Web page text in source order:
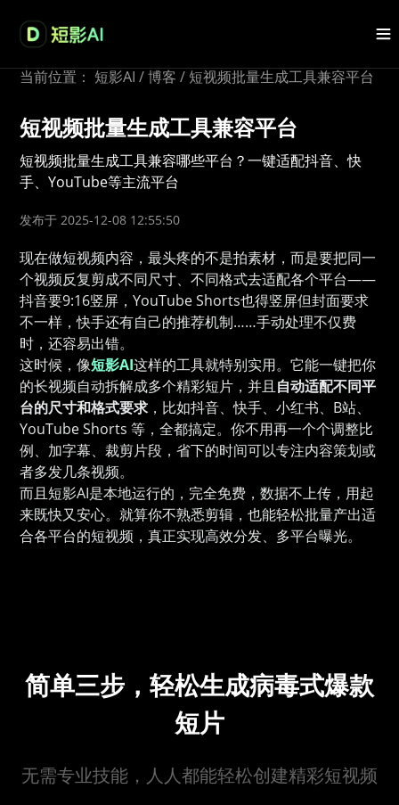
当前位置： 短影AI / 博客 / 短视频批量生成工具兼容平台
短视频批量生成工具兼容平台
短视频批量生成工具兼容哪些平台？一键适配抖音、快
手、YouTube等主流平台
发布于 2025-12-08 12:55:50
现在做短视频内容，最头疼的不是拍素材，而是要把同一
个视频反复剪成不同尺寸、不同格式去适配各个平台——
抖音要9:16竖屏，YouTube Shorts也得竖屏但封面要求
不一样，快手还有自己的推荐机制……手动处理不仅费
时，还容易出错。
这时候，像短影AI这样的工具就特别实用。它能一键把你
的长视频自动拆解成多个精彩短片，并且 自动适配不同平
台的尺寸和格式要求 ，比如抖音、快手、小红书、B站、
YouTube Shorts 等，全都搞定。你不用再一个个调整比
例、加字幕、裁剪片段，省下的时间可以专注内容策划或
者多发几条视频。
而且短影AI是本地运行的，完全免费，数据不上传，用起
来既快又安心。就算你不熟悉剪辑，也能轻松批量产出适
合各平台的短视频，真正实现高效分发、多平台曝光。
简单三步，轻松生成病毒式爆款
短片
无需专业技能，人人都能轻松创建精彩短视频